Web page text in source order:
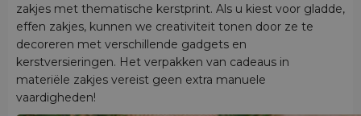
zakjes met thematische kerstprint. Als u kiest voor gladde,
effen zakjes, kunnen we creativiteit tonen door ze te
decoreren met verschillende gadgets en
kerstversieringen. Het verpakken van cadeaus in
materiële zakjes vereist geen extra manuele
vaardigheden!